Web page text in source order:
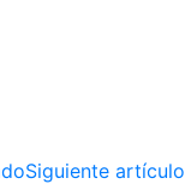
Siguiente artículo